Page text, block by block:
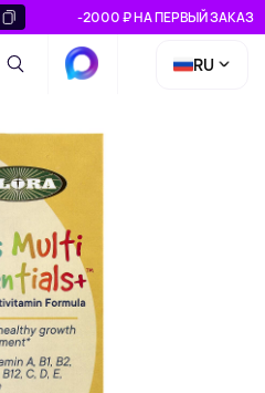
-2000 ₽ НА ПЕРВЫЙ ЗАКАЗ
RU